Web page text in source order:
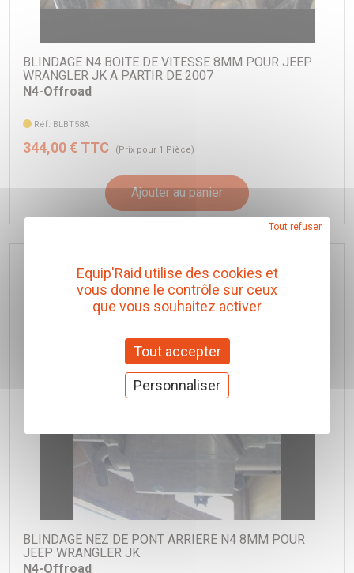
BLINDAGE N4 BOITE DE VITESSE 8MM POUR JEEP
WRANGLER JK A PARTIR DE 2007
N4-Offroad
Réf. BLBT58A
344,00 € TTC (Prix pour 1 Pièce)
Ajouter au panier
BLINDAGE NEZ DE PONT ARRIERE N4 8MM POUR
JEEP WRANGLER JK
N4-Offroad
Equip'Raid utilise des cookies et
vous donne le contrôle sur ceux
que vous souhaitez activer
Tout accepter
Tout refuser
Personnaliser